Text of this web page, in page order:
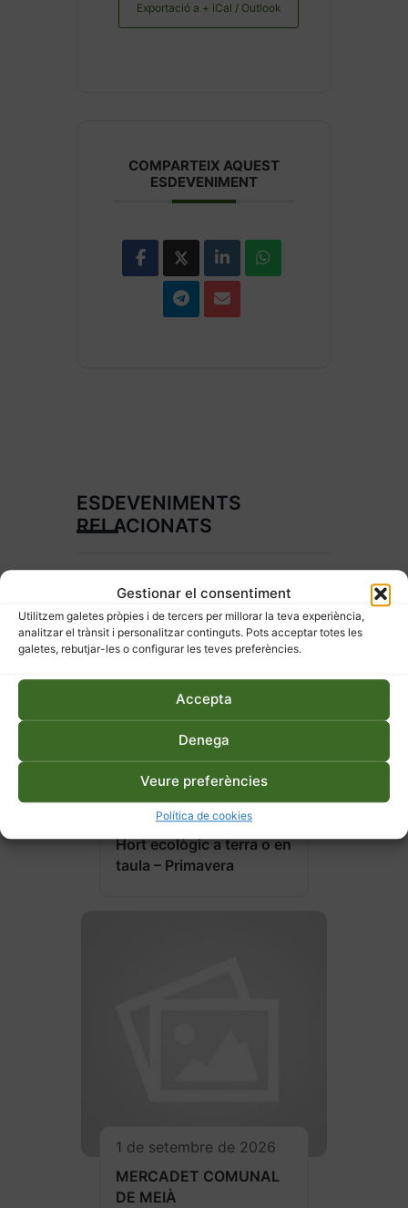
Gestionar el consentiment
Utilitzem galetes pròpies i de tercers per millorar la teva experiència,
analitzar el trànsit i personalitzar continguts. Pots acceptar totes les
galetes, rebutjar-les o configurar les teves preferències.
Accepta
Denega
Veure preferències
Política de cookies
Exportació a + iCal / Outlook
COMPARTEIX AQUEST
ESDEVENIMENT
ESDEVENIMENTS
RELACIONATS
27 d'abril de 2026
Hort ecològic a terra o en
taula – Primavera
1 de setembre de 2026
MERCADET COMUNAL
DE MEIÀ